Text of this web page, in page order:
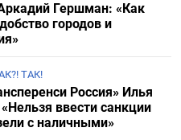
Гершман: «Как
городов и
ТАК!
Россия» Илья
ввести санкции
с наличными»